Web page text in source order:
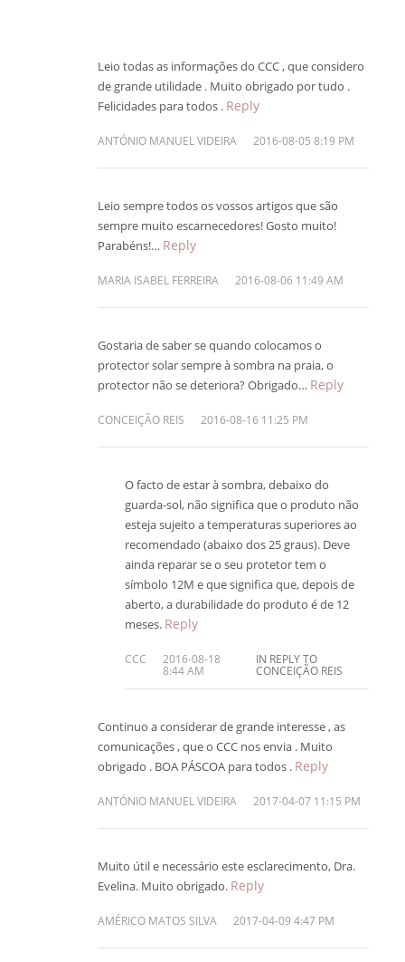
Leio todas as informações do CCC , que considero
de grande utilidade . Muito obrigado por tudo .
Felicidades para todos . Reply
ANTÓNIO MANUEL VIDEIRA 2016-08-05 8:19 PM
Leio sempre todos os vossos artigos que são
sempre muito escarnecedores! Gosto muito!
Parabéns!… Reply
MARIA ISABEL FERREIRA 2016-08-06 11:49 AM
Gostaria de saber se quando colocamos o
protector solar sempre à sombra na praia, o
protector não se deteriora? Obrigado… Reply
CONCEIÇÃO REIS 2016-08-16 11:25 PM
O facto de estar à sombra, debaixo do
guarda-sol, não significa que o produto não
esteja sujeito a temperaturas superiores ao
recomendado (abaixo dos 25 graus). Deve
ainda reparar se o seu protetor tem o
símbolo 12M e que significa que, depois de
aberto, a durabilidade do produto é de 12
meses. Reply
CCC 2016-08-18
8:44 AM
IN REPLY TO
CONCEIÇÃO REIS
Continuo a considerar de grande interesse , as
comunicações , que o CCC nos envia . Muito
obrigado . BOA PÁSCOA para todos . Reply
ANTÓNIO MANUEL VIDEIRA 2017-04-07 11:15 PM
Muito útil e necessário este esclarecimento, Dra.
Evelina. Muito obrigado. Reply
AMÉRICO MATOS SILVA 2017-04-09 4:47 PM